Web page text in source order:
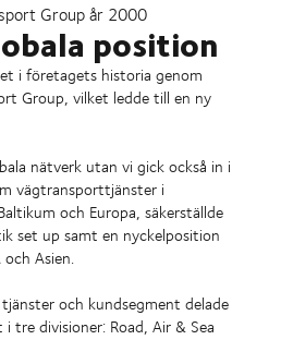
Group år 2000
position
i företagets historia genom
Group, vilket ledde till en ny
nätverk utan vi gick också in i
vägtransporttjänster i
och Europa, säkerställde
set up samt en nyckelposition
Asien.
och kundsegment delade
tre divisioner: Road, Air & Sea